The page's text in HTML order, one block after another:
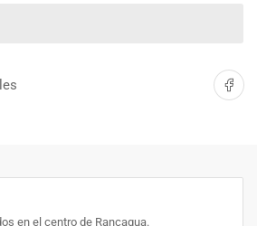
Compartir
en el centro de Rancagua.